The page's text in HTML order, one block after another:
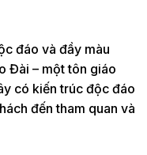
đáo và đầy màu
Đài – một tôn giáo
có kiến trúc độc đáo
đến tham quan và